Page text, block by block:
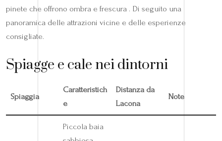
pinete che offrono ombra e frescura . Di seguito una
panoramica delle attrazioni vicine e delle esperienze
consigliate.
Spiagge e cale nei dintorni
Spiaggia
Caratteristich
e
Distanza da
Lacona
Note
Piccola baia